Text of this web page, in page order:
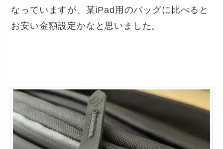
なっていますが、某iPad用のバッグに比べると
お安い金額設定かなと思いました。